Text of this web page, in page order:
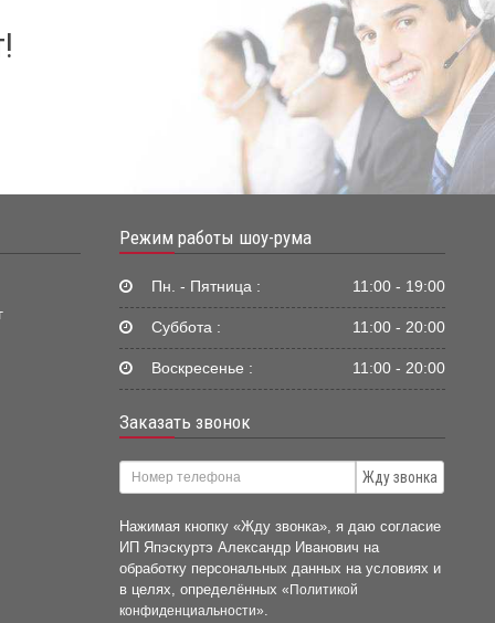
Режим работы шоу-рума
Пн. - Пятница : 11:00 - 19:00
Суббота : 11:00 - 20:00
Воскресенье : 11:00 - 20:00
Заказать звонок
Жду звонка
Нажимая кнопку «Жду звонка», я даю согласие
ИП Япэскуртэ Александр Иванович на
обработку персональных данных на условиях и
в целях, определённых«Политикой
конфиденциальности».